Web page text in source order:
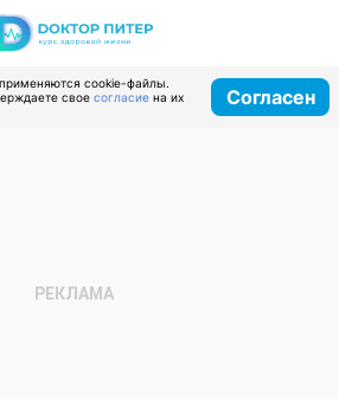
cookie-файлы.
свое согласие на их
Согласен